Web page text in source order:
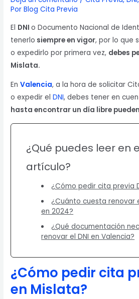
PorBlog Cita Previa
El DNIo Documento Nacional de
tenerlo siempre en vigor, por lo que
o expedirlo por primera vez, debes
Mislata.
EnValencia, a la hora de solicitar
o expedir elDNI, debes tener en
hasta encontrar un día libre
¿Qué puedes leer en
artículo?
¿Cómo pedir cita previa
¿Cuánto cuesta renovar
en 2024?
¿Qué documentación
renovar el DNI en Valencia?
¿Cómo pedir cita
en Mislata?